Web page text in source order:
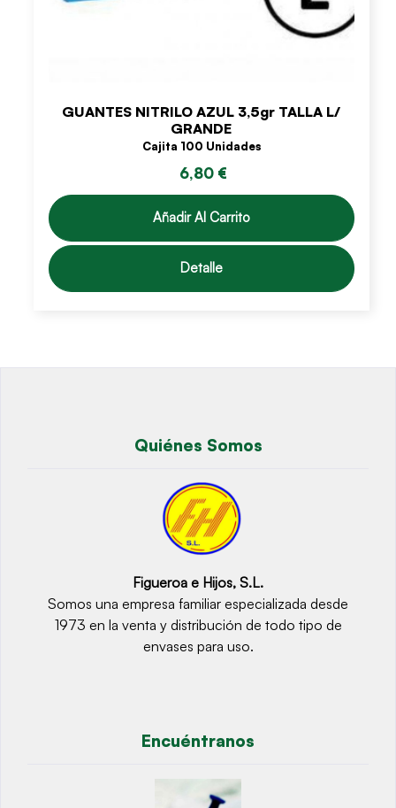
GUANTES NITRILO AZUL 3,5gr TALLA L/
GRANDE
Cajita 100 Unidades
6,80 €
Añadir Al Carrito
Detalle
Quiénes Somos
Figueroa e Hijos, S.L.
Somos una empresa familiar especializada desde
1973 en la venta y distribución de todo tipo de
envases para uso.
Encuéntranos